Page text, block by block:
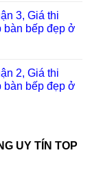
3, Giá thi
bàn bếp đẹp ở
2, Giá thi
bàn bếp đẹp ở
UY TÍN TOP